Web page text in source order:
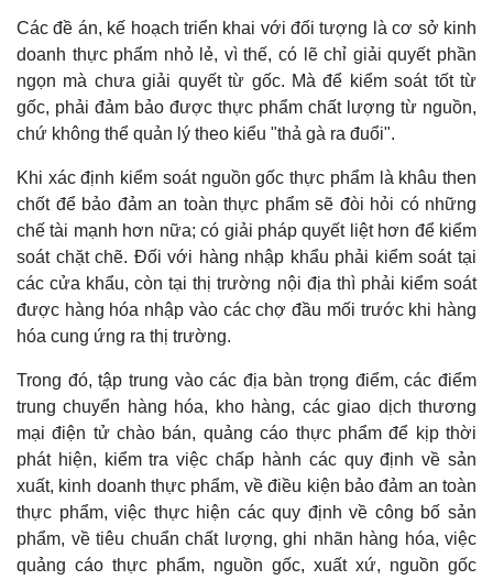
Các đề án, kế hoạch triển khai với đối tượng là cơ sở kinh
doanh thực phẩm nhỏ lẻ, vì thế, có lẽ chỉ giải quyết phần
ngọn mà chưa giải quyết từ gốc. Mà để kiểm soát tốt từ
gốc, phải đảm bảo được thực phẩm chất lượng từ nguồn,
chứ không thể quản lý theo kiểu "thả gà ra đuổi".
Khi xác định kiểm soát nguồn gốc thực phẩm là khâu then
chốt để bảo đảm an toàn thực phẩm sẽ đòi hỏi có những
chế tài mạnh hơn nữa; có giải pháp quyết liệt hơn để kiểm
soát chặt chẽ. Đối với hàng nhập khẩu phải kiểm soát tại
các cửa khẩu, còn tại thị trường nội địa thì phải kiểm soát
được hàng hóa nhập vào các chợ đầu mối trước khi hàng
hóa cung ứng ra thị trường.
Trong đó, tập trung vào các địa bàn trọng điểm, các điểm
trung chuyển hàng hóa, kho hàng, các giao dịch thương
mại điện tử chào bán, quảng cáo thực phẩm để kịp thời
phát hiện, kiểm tra việc chấp hành các quy định về sản
xuất, kinh doanh thực phẩm, về điều kiện bảo đảm an toàn
thực phẩm, việc thực hiện các quy định về công bố sản
phẩm, về tiêu chuẩn chất lượng, ghi nhãn hàng hóa, việc
quảng cáo thực phẩm, nguồn gốc, xuất xứ, nguồn gốc